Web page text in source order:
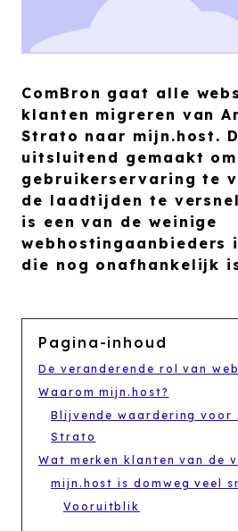
ComBron gaat alle
klanten migreren van
Strato naar mijn.host.
uitsluitend gemaakt
gebruikerservaring te
de laadtijden te
is een van de weinige
webhostingaanbieders
die nog onafhankelijk
Pagina-inhoud
De veranderende rol van
Waarom mijn.host?
Blijvende waardering voor
Strato
Wat merken klanten van de
mijn.host is domweg veel
Vooruitblik